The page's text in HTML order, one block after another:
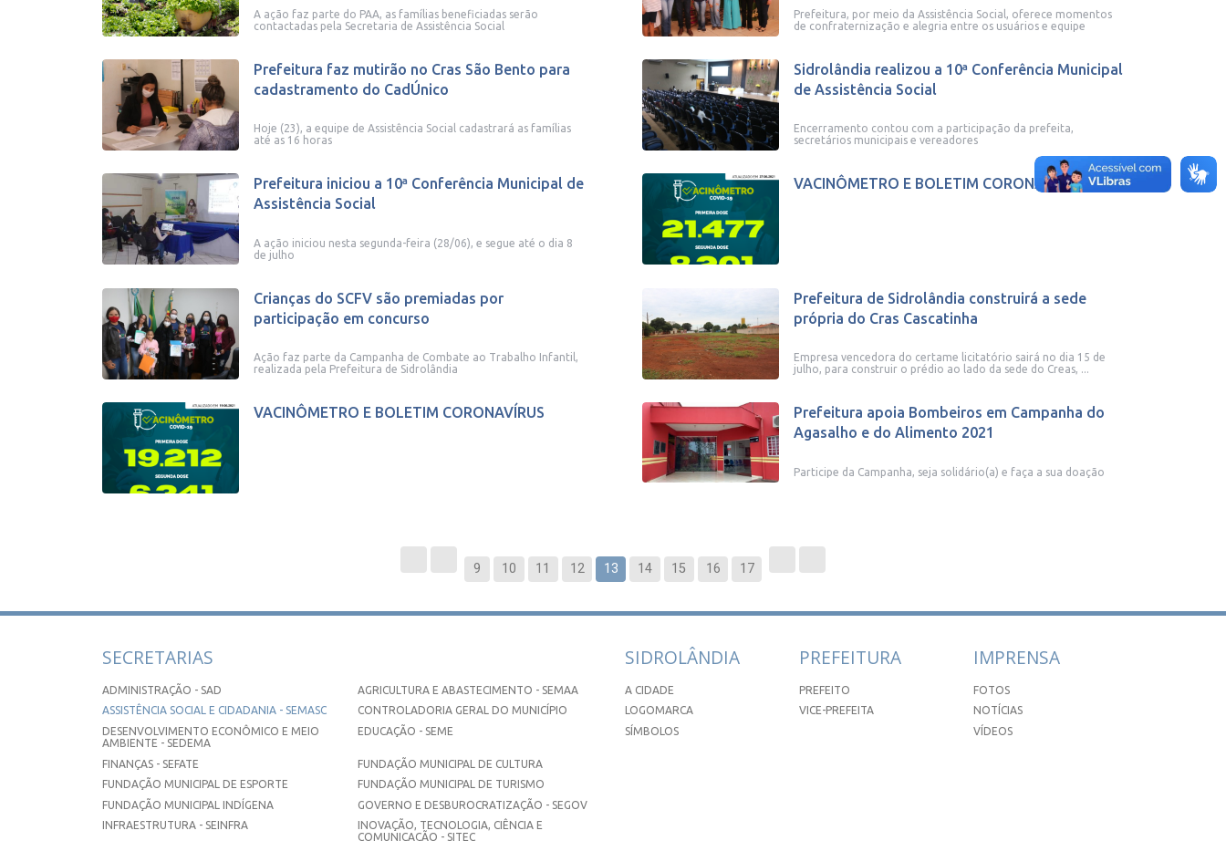
A ação faz parte do PAA, as famílias beneficiadas serão
contactadas pela Secretaria de Assistência Social
Prefeitura, por meio da Assistência Social, oferece momentos
de confraternização e alegria entre os usuários e equipe
Prefeitura faz mutirão no Cras São Bento para
cadastramento do CadÚnico
Hoje (23), a equipe de Assistência Social cadastrará as famílias
até as 16 horas
Sidrolândia realizou a 10ª Conferência Municipal
de Assistência Social
Encerramento contou com a participação da prefeita,
secretários municipais e vereadores
Prefeitura iniciou a 10ª Conferência Municipal de
Assistência Social
A ação iniciou nesta segunda-feira (28/06), e segue até o dia 8
de julho
VACINÔMETRO E BOLETIM CORONAVÍRUS
Crianças do SCFV são premiadas por
participação em concurso
Ação faz parte da Campanha de Combate ao Trabalho Infantil,
realizada pela Prefeitura de Sidrolândia
Prefeitura de Sidrolândia construirá a sede
própria do Cras Cascatinha
Empresa vencedora do certame licitatório sairá no dia 15 de
julho, para construir o prédio ao lado da sede do Creas, ...
VACINÔMETRO E BOLETIM CORONAVÍRUS
Prefeitura apoia Bombeiros em Campanha do
Agasalho e do Alimento 2021
Participe da Campanha, seja solidário(a) e faça a sua doação
9 10 11 12 13 14 15 16 17
SECRETARIAS
ADMINISTRAÇÃO - SAD
AGRICULTURA E ABASTECIMENTO - SEMAA
ASSISTÊNCIA SOCIAL E CIDADANIA - SEMASC
CONTROLADORIA GERAL DO MUNICÍPIO
DESENVOLVIMENTO ECONÔMICO E MEIO
AMBIENTE - SEDEMA
EDUCAÇÃO - SEME
FINANÇAS - SEFATE
FUNDAÇÃO MUNICIPAL DE CULTURA
FUNDAÇÃO MUNICIPAL DE ESPORTE
FUNDAÇÃO MUNICIPAL DE TURISMO
FUNDAÇÃO MUNICIPAL INDÍGENA
GOVERNO E DESBUROCRATIZAÇÃO - SEGOV
INFRAESTRUTURA - SEINFRA
INOVAÇÃO, TECNOLOGIA, CIÊNCIA E
COMUNICAÇÃO - SITEC
SIDROLÂNDIA
A CIDADE
LOGOMARCA
SÍMBOLOS
PREFEITURA
PREFEITO
VICE-PREFEITA
IMPRENSA
FOTOS
NOTÍCIAS
VÍDEOS